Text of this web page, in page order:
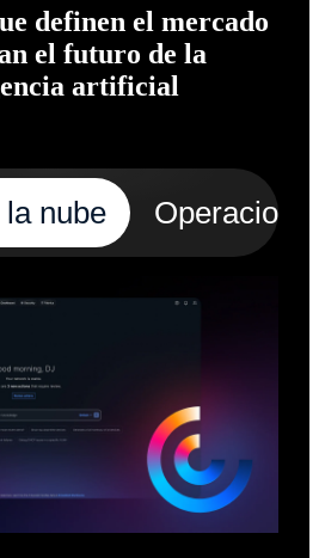
definen el mercado
el futuro de la
artificial
nube